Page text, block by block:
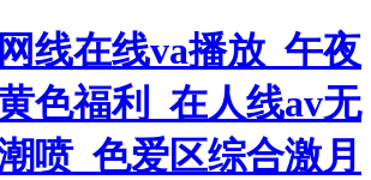
线在线va播放_午夜
色福利_在人线av无
喷_色爱区综合激月